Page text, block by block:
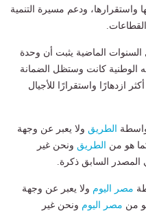
واستقرارها، ودعم مسيرة التنمية
الماضية يثبت أن وحدة
كانت وستظل الضمانة
ازدهارًا واستقرارًا للأجيال
الطريق ولا يعبر عن وجهة
هو من الطريق ونحن غير
السابق ذكرة.
مصر اليوم ولا يعبر عن وجهة
من مصر اليوم ونحن غير